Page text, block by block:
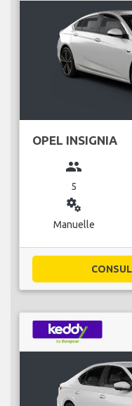
OPEL INSIGNIA
group
5
miscellaneous_services
Manuelle